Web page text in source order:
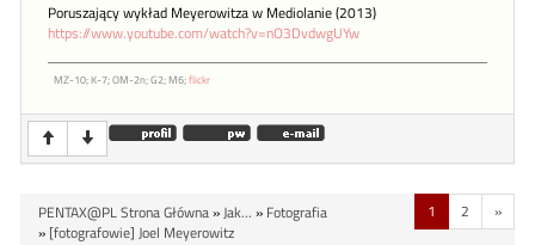
Poruszający wykład Meyerowitza w Mediolanie (2013)
https://www.youtube.com/watch?v=nO3DvdwgUYw
MZ-10; K-7; OM-2n; G2; M6;flickr
1 2 »
PENTAX@PL Strona Główna»Jak... » Fotografia
» [fotografowie] Joel Meyerowitz